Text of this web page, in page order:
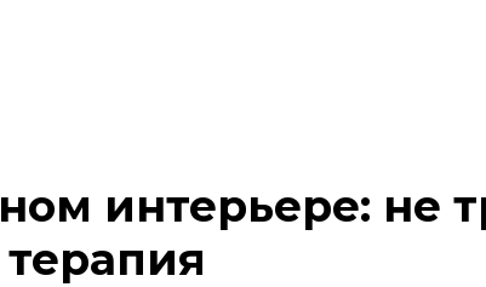
интерьере: не
терапия